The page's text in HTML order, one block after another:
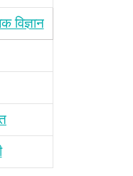
विज्ञान